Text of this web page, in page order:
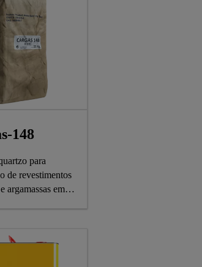
148
para
de revestimentos
argamassas em